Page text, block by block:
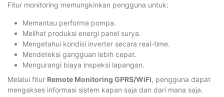
Fitur monitoring memungkinkan pengguna untuk:
Memantau performa pompa.
Melihat produksi energi panel surya.
Mengetahui kondisi inverter secara real-time.
Mendeteksi gangguan lebih cepat.
Mengurangi biaya inspeksi lapangan.
Melalui fitur Remote Monitoring GPRS/WiFi, pengguna dapat
mengakses informasi sistem kapan saja dan dari mana saja.